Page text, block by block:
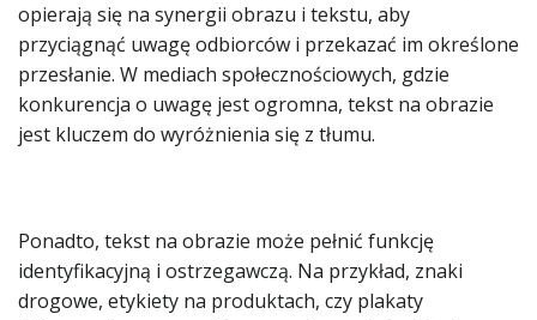
opierają się na synergii obrazu i tekstu, aby
przyciągnąć uwagę odbiorców i przekazać im określone
przesłanie. W mediach społecznościowych, gdzie
konkurencja o uwagę jest ogromna, tekst na obrazie
jest kluczem do wyróżnienia się z tłumu.
Ponadto, tekst na obrazie może pełnić funkcję
identyfikacyjną i ostrzegawczą. Na przykład, znaki
drogowe, etykiety na produktach, czy plakaty